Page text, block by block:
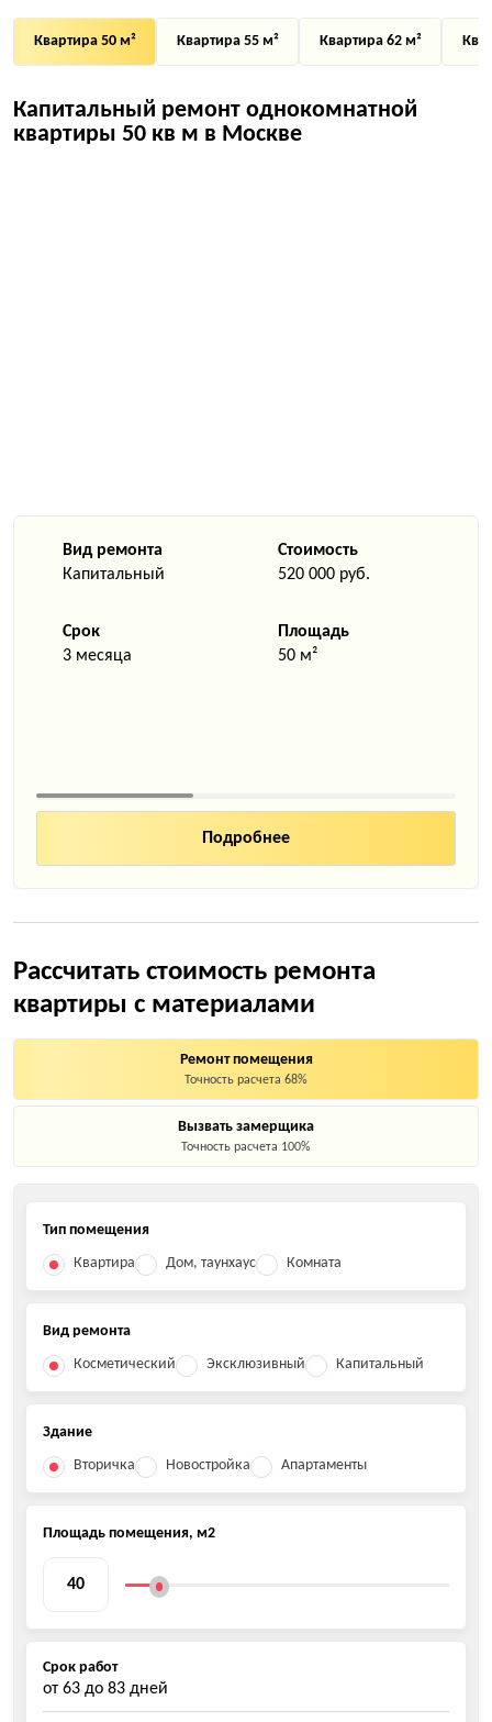
Квартира 50 м² Квартира 55 м² Квартира 62 м²
Капитальный ремонт однокомнатной
квартиры 50 кв м в Москве
Вид ремонта
Капитальный
Стоимость
520 000 руб.
Срок
3 месяца
Площадь
50 м²
Рассчитать стоимость ремонта
квартиры с материалами
Ремонт помещения
Точность расчета 68%
Вызвать замерщика
Точность расчета 100%
Тип помещения
Квартира
Дом, таунхаус Комната
Вид ремонта
Косметический
Эксклюзивный Капитальный
Здание
Вторичка
Новостройка Апартаменты
Площадь помещения, м2
Срок работ
от 63 до 83 дней